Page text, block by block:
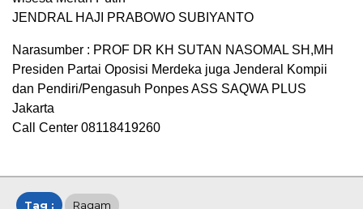
JENDRAL HAJI PRABOWO SUBIYANTO
Narasumber : PROF DR KH SUTAN NASOMAL SH,MH
Presiden Partai Oposisi Merdeka juga Jenderal Kompii
dan Pendiri/Pengasuh Ponpes ASS SAQWA PLUS
Jakarta
Call Center 08118419260
Tag : Ragam